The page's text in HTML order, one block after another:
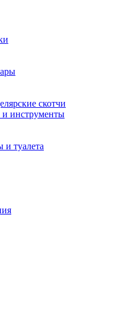
скотчи
инструменты
и туалета